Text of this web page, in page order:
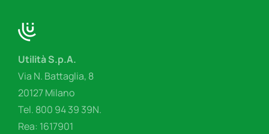
Utilità S.p.A.
Via N. Battaglia, 8
20127 Milano
Tel. 800 94 39 39N.
Rea: 1617901